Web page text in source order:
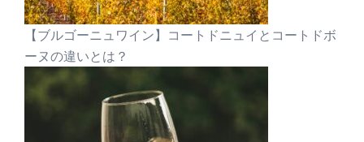
【ブルゴーニュワイン】コートドニュイとコートドボ
ーヌの違いとは？